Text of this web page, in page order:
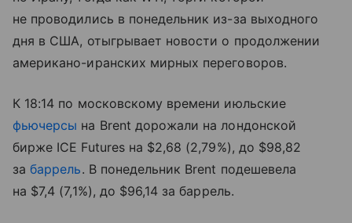
не проводились в понедельник из-за выходного
дня в США, отыгрывает новости о продолжении
американо-иранских мирных переговоров.
К 18:14 по московскому времени июльские
фьючерсы на Brent дорожали на лондонской
бирже ICE Futures на $2,68 (2,79%), до $98,82
забаррель. В понедельник Brent подешевела
на $7,4 (7,1%), до $96,14 за баррель.